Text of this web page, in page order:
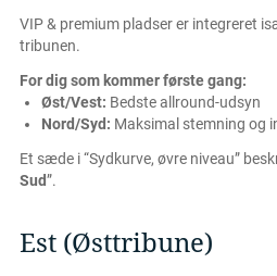
VIP & premium pladser er integreret
tribunen.
For dig som kommer første gang:
Øst/Vest: Bedste allround-udsyn
Nord/Syd: Maksimal stemning og
Et sæde i “Sydkurve, øvre niveau”
Sud”.
Est (Østtribune)